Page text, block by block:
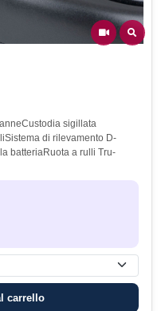
sigillata
di rilevamento D-
batteriaRuota a rulli Tru-
carrello